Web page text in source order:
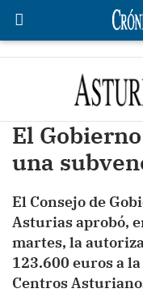
El
una
El Consejo de
Asturias aprobó,
martes, la
123.600 euros a
Centros